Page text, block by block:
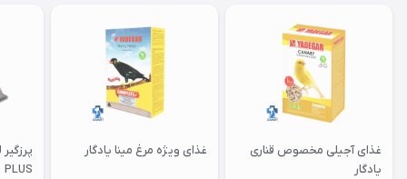
غذای آجیلی مخصوص قناری
یادگار
غذای ویژه مرغ مینا یادگار
PLUS